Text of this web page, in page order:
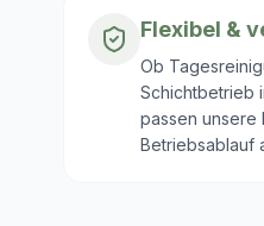
Flexibel &
Ob
Schichtbetrieb
passen unsere
Betriebsablauf